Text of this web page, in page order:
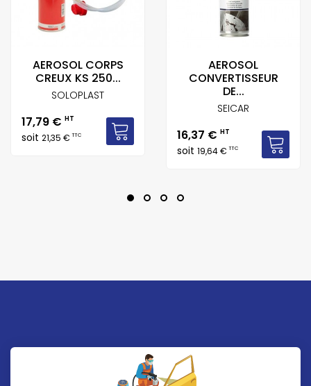
AEROSOL CORPS
CREUX KS 250...
SOLOPLAST
Prix
17,79 € HT
soit 21,35 €TTC
AEROSOL
CONVERTISSEUR
DE...
SEICAR
Prix
16,37 € HT
soit 19,64 €TTC